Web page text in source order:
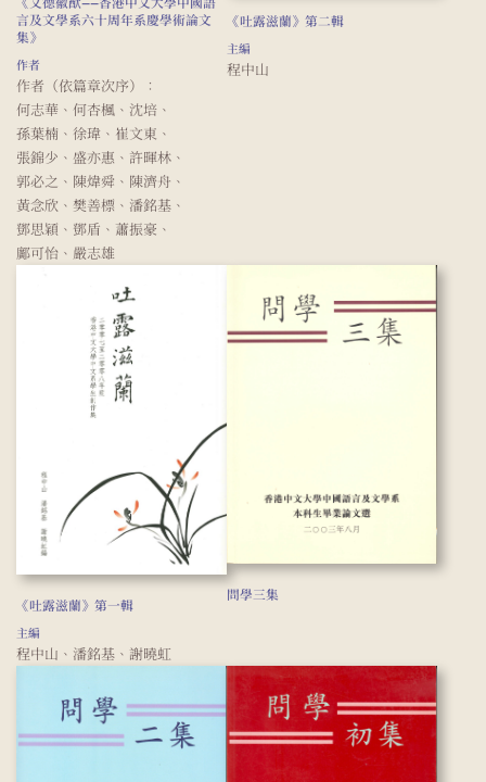
言及文學系六十周年系慶學術論文
集》
作者
作者（依篇章次序）：
何志華、何杏楓、沈培、
孫葉楠、徐瑋、崔文東、
張錦少、盛亦惠、許暉林、
郭必之、陳煒舜、陳濟舟、
黃念欣、樊善標、潘銘基、
鄧思穎、鄧盾、蕭振豪、
鄺可怡、嚴志雄
《吐露滋蘭》第二輯
主編
程中山
《吐露滋蘭》第一輯
主編
程中山、潘銘基、謝曉虹
問學三集